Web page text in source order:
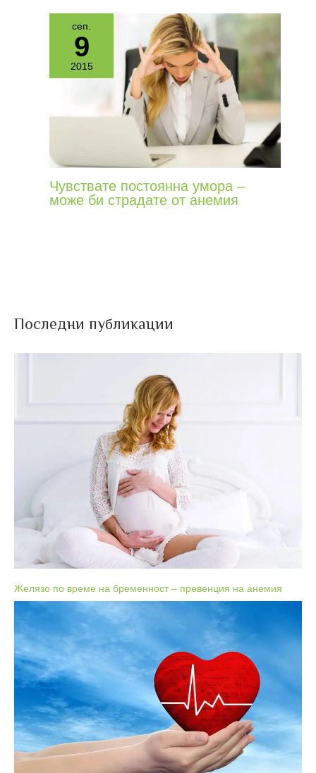
сеп.
9
2015
Чувствате постоянна умора –
може би страдате от анемия
Последни публикации
Желязо по време на бременност – превенция на анемия